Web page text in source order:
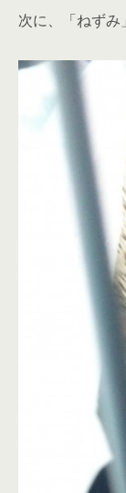
次に、「ねずみ